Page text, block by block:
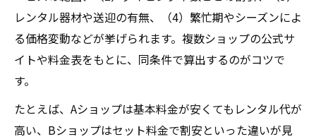
レンタル器材や送迎の有無、（4）繁忙期やシーズンによ
る価格変動などが挙げられます。複数ショップの公式サ
イトや料金表をもとに、同条件で算出するのがコツで
す。
たとえば、Aショップは基本料金が安くてもレンタル代が
高い、Bショップはセット料金で割安といった違いが見